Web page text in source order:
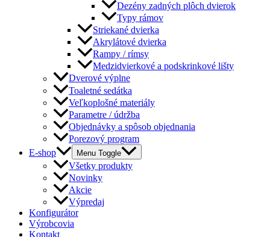
Dezény zadných plôch dvierok
Typy rámov
Striekané dvierka
Akrylátové dvierka
Rampy / rímsy
Medzidvierkové a podskrinkové lišty
Dverové výplne
Toaletné sedátka
Veľkoplošné materiály
Parametre / údržba
Objednávky a spôsob objednania
Porezový program
E-shop
Menu Toggle
Všetky produkty
Novinky
Akcie
Výpredaj
Konfigurátor
Výrobcovia
Kontakt